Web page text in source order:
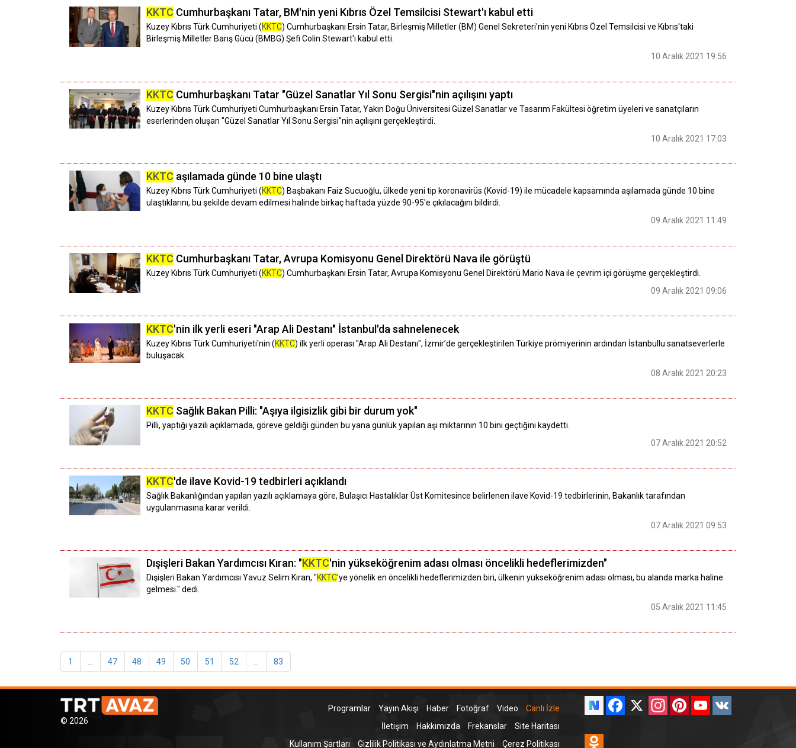
KKTC Cumhurbaşkanı Tatar, BM'nin yeni Kıbrıs Özel Temsilcisi Stewart'ı kabul etti
Kuzey Kıbrıs Türk Cumhuriyeti (KKTC) Cumhurbaşkanı Ersin Tatar, Birleşmiş Milletler (BM) Genel Sekreteri'nin yeni Kıbrıs Özel Temsilcisi ve Kıbrıs'taki
Birleşmiş Milletler Barış Gücü (BMBG) Şefi Colin Stewart'ı kabul etti.
10 Aralık 2021 19:56
KKTC Cumhurbaşkanı Tatar "Güzel Sanatlar Yıl Sonu Sergisi"nin açılışını yaptı
Kuzey Kıbrıs Türk Cumhuriyeti Cumhurbaşkanı Ersin Tatar, Yakın Doğu Üniversitesi Güzel Sanatlar ve Tasarım Fakültesi öğretim üyeleri ve sanatçıların
eserlerinden oluşan "Güzel Sanatlar Yıl Sonu Sergisi"nin açılışını gerçekleştirdi.
10 Aralık 2021 17:03
KKTC aşılamada günde 10 bine ulaştı
Kuzey Kıbrıs Türk Cumhuriyeti (KKTC) Başbakanı Faiz Sucuoğlu, ülkede yeni tip koronavirüs (Kovid-19) ile mücadele kapsamında aşılamada günde 10 bine
ulaştıklarını, bu şekilde devam edilmesi halinde birkaç haftada yüzde 90-95'e çıkılacağını bildirdi.
09 Aralık 2021 11:49
KKTC Cumhurbaşkanı Tatar, Avrupa Komisyonu Genel Direktörü Nava ile görüştü
Kuzey Kıbrıs Türk Cumhuriyeti (KKTC) Cumhurbaşkanı Ersin Tatar, Avrupa Komisyonu Genel Direktörü Mario Nava ile çevrim içi görüşme gerçekleştirdi.
09 Aralık 2021 09:06
KKTC'nin ilk yerli eseri "Arap Ali Destanı" İstanbul'da sahnelenecek
Kuzey Kıbrıs Türk Cumhuriyeti'nin (KKTC) ilk yerli operası "Arap Ali Destanı", İzmir’de gerçekleştirilen Türkiye prömiyerinin ardından İstanbullu sanatseverlerle
buluşacak.
08 Aralık 2021 20:23
KKTC Sağlık Bakan Pilli: "Aşıya ilgisizlik gibi bir durum yok"
Pilli, yaptığı yazılı açıklamada, göreve geldiği günden bu yana günlük yapılan aşı miktarının 10 bini geçtiğini kaydetti.
07 Aralık 2021 20:52
KKTC'de ilave Kovid-19 tedbirleri açıklandı
Sağlık Bakanlığından yapılan yazılı açıklamaya göre, Bulaşıcı Hastalıklar Üst Komitesince belirlenen ilave Kovid-19 tedbirlerinin, Bakanlık tarafından
uygulanmasına karar verildi.
07 Aralık 2021 09:53
Dışişleri Bakan Yardımcısı Kıran: "KKTC'nin yükseköğrenim adası olması öncelikli hedeflerimizden"
Dışişleri Bakan Yardımcısı Yavuz Selim Kıran, "KKTC'ye yönelik en öncelikli hedeflerimizden biri, ülkenin yükseköğrenim adası olması, bu alanda marka haline
gelmesi." dedi.
05 Aralık 2021 11:45
1 47 48 49 50 51 52 83
© 2026
Programlar Yayın Akışı Haber Fotoğraf Video
Canlı İzle
İletişim
Hakkımızda Frekanslar
Site Haritası
Kullanım Şartları
Gizlilik Politikası ve Aydınlatma Metni Çerez Politikası
Facebook
X InstagramPinterestYouTube